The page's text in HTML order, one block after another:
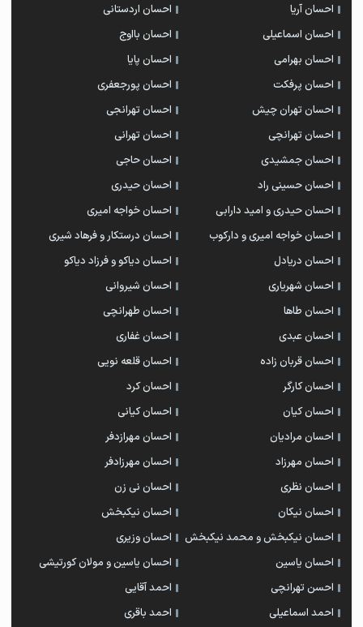
احسان آریا
احسان اردستانی
احسان اسماعیلی
احسان بااوج
احسان بهرامی
احسان پایا
احسان پرفکت
احسان پورجعفری
احسان تهران چیش
احسان تهرانجی
احسان تهرانچی
احسان تهرانی
احسان جمشیدی
احسان حاجی
احسان حسینی راد
احسان حیدری
احسان حیدری و امید دارابی
احسان خواجه امیری
احسان خواجه امیری و دارکوب
احسان درستكار و فرهاد شيرى
احسان دریادل
احسان دیاکو و فرزاد دیاکو
احسان شهریاری
احسان شیروانی
احسان طاها
احسان طهرانچی
احسان عبدی
احسان غفاری
احسان قربان زاده
احسان قلعه نویی
احسان کارگر
احسان کرد
احسان کیان
احسان کیانی
احسان مرادیان
احسان مهرازدفر
احسان مهرزاد
احسان مهرزادفر
احسان نظری
احسان نی زن
احسان نیکان
احسان نیکبخش
احسان نیکبخش و محمد نیکبخش
احسان وزیری
احسان یاسین
احسان یاسین و مولان کورتیشی
احسن تهرانچی
احمد آقایی
احمد اسماعیلی
احمد باقری